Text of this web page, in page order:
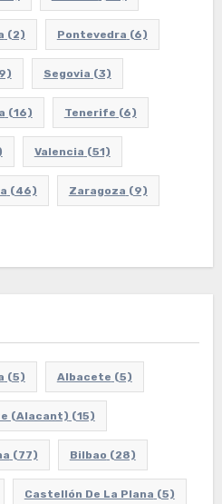
(2) Pontevedra (6)
Segovia (3)
(16) Tenerife (6)
Valencia (51)
(46) Zaragoza (9)
(5) Albacete (5)
(Alacant) (15)
(77) Bilbao (28)
Castellón De La Plana (5)